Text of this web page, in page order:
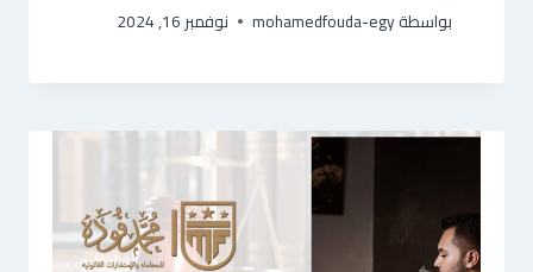
بواسطةmohamedfouda-egy نوفمبر 16, 2024